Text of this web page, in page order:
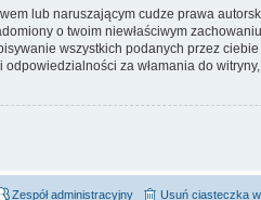
lub naruszającym cudze prawa
o twoim niewłaściwym
wszystkich podanych przez
za włamania do
Usuń ciasteczka
Zespół administracyjny